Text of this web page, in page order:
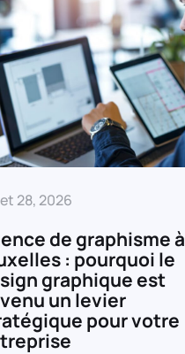
28, 2026
de graphisme à
: pourquoi le
graphique est
un levier
pour votre